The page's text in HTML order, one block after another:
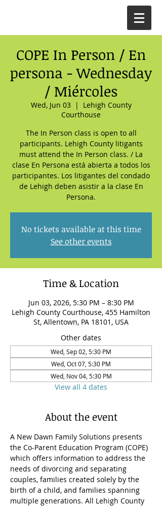
COPE In Person / En
persona - Wednesday
/ Miércoles
Wed, Jun 03
  |
Lehigh County
Courthouse
The In Person class is open to all
participants. Lehigh County litigants
must attend the In Person class. / La
clase En Persona está abierta a todos los
participantes. Los litigantes del condado
de Lehigh deben asistir a la clase En
Persona.
No tickets available at this time
See other events
Time & Location
Jun 03, 2026, 5:30 PM – 8:30 PM
Lehigh County Courthouse, 455 Hamilton
St, Allentown, PA 18101, USA
Other dates
Wed, Sep 02, 5:30 PM
Wed, Oct 07, 5:30 PM
Wed, Nov 04, 5:30 PM
View all 4 dates
About the event
A New Dawn Family Solutions presents
the Co-Parent Education Program (COPE)
which offers information to address the
needs of divorcing and separating
couples, families created solely by the
birth of a child, and families spanning
multiple generations. All Lehigh County